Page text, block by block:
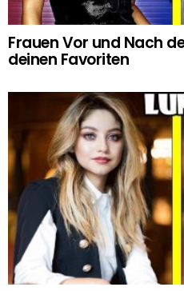
Frauen Vor und Nach
deinen Favoriten